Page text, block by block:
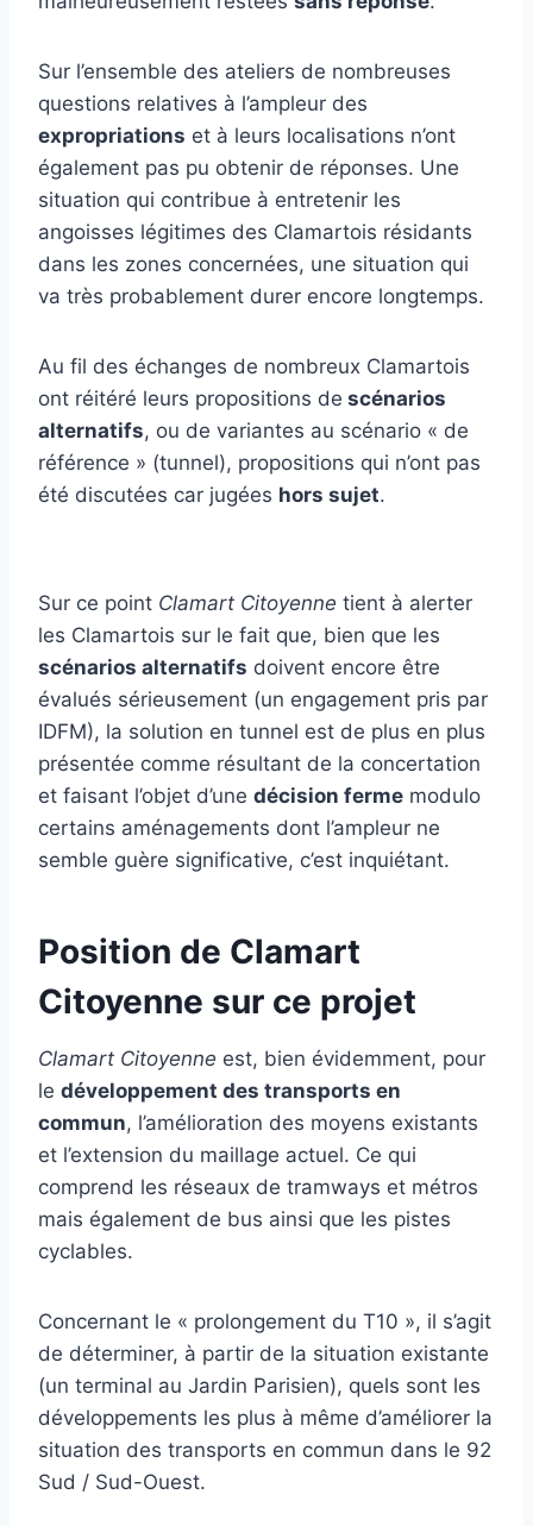
Sur l’ensemble des ateliers de nombreuses
questions relatives à l’ampleur des
expropriations et à leurs localisations n’ont
également pas pu obtenir de réponses. Une
situation qui contribue à entretenir les
angoisses légitimes des Clamartois résidants
dans les zones concernées, une situation qui
va très probablement durer encore longtemps.
Au fil des échanges de nombreux Clamartois
ont réitéré leurs propositions de scénarios
alternatifs, ou de variantes au scénario « de
référence » (tunnel), propositions qui n’ont pas
été discutées car jugées hors sujet.
Sur ce point Clamart Citoyenne tient à alerter
les Clamartois sur le fait que, bien que les
scénarios alternatifs doivent encore être
évalués sérieusement (un engagement pris par
IDFM), la solution en tunnel est de plus en plus
présentée comme résultant de la concertation
et faisant l’objet d’une décision ferme modulo
certains aménagements dont l’ampleur ne
semble guère significative, c’est inquiétant.
Position de Clamart
Citoyenne sur ce projet
Clamart Citoyenne est, bien évidemment, pour
le développement des transports en
commun, l’amélioration des moyens existants
et l’extension du maillage actuel. Ce qui
comprend les réseaux de tramways et métros
mais également de bus ainsi que les pistes
cyclables.
Concernant le « prolongement du T10 », il s’agit
de déterminer, à partir de la situation existante
(un terminal au Jardin Parisien), quels sont les
développements les plus à même d’améliorer la
situation des transports en commun dans le 92
Sud / Sud-Ouest.